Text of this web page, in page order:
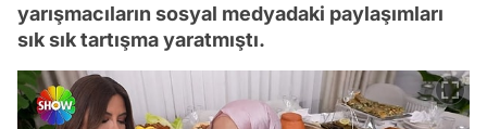
yarışmacıların sosyal medyadaki paylaşımları
sık sık tartışma yaratmıştı.